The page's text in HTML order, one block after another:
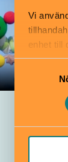
Vi
enhet till
Samtyckesval
21